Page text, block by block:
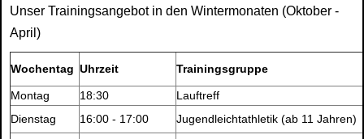
Unser Trainingsangebot in den Wintermonaten (Oktober -
April)
Wochentag Uhrzeit Trainingsgruppe
Montag 18:30
Lauftreff
Dienstag
16:00 - 17:00 Jugendleichtathletik (ab 11 Jahren)